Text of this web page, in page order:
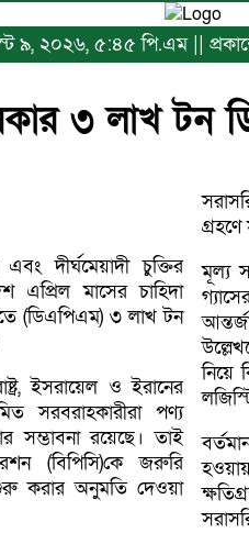
৯, ২০২৬, ৫:৪৫ পি.এম ||
৩ লাখ টন
এবং দীর্ঘমেয়াদী চুক্তির
এপ্রিল মাসের চাহিদা
(ডিএপিএম) ৩ লাখ টন
ইসরায়েল ও ইরানের
সরবরাহকারীরা পণ্য
সম্ভাবনা রয়েছে। তাই
(বিপিসি)কে জরুরি
শুরু করার অনুমতি দেওয়া
মূল্য
নিয়ে